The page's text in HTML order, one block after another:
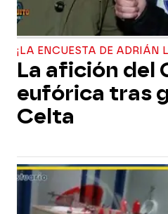
¡LA ENCUESTA DE ADRIÁN
La afición del
eufórica tras
Celta